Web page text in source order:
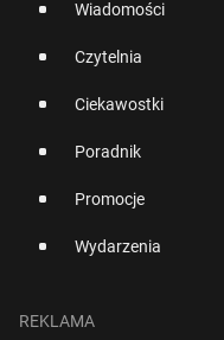
Wiadomości
Czytelnia
Ciekawostki
Poradnik
Promocje
Wydarzenia
REKLAMA